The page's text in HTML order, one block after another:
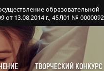
образовательной
от 13.08.2014 г., 45Л01 № 0000092
ТВОРЧЕСКИЙ КОНКУРС